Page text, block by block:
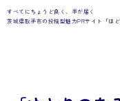
すべてにちょうど良く、手が届く
茨城県取手市の投稿型魅力PRサイト「ほど